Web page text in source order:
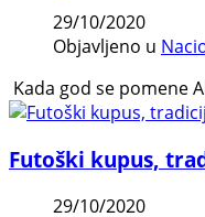
29/10/2020
Objavljeno u
Kada god se pomene
Futoški kupus,
29/10/2020